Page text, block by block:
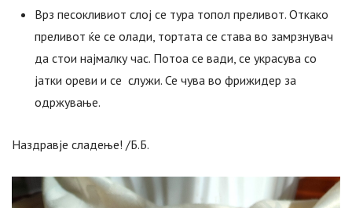
Врз песокливиот слој се тура топол преливот. Откако
преливот ќе се олади, тортата се става во замрзнувач
да стои најмалку час. Потоа се вади, се украсува со
јатки ореви и се служи. Се чува во фрижидер за
одржување.
Наздравје сладење! /Б.Б.